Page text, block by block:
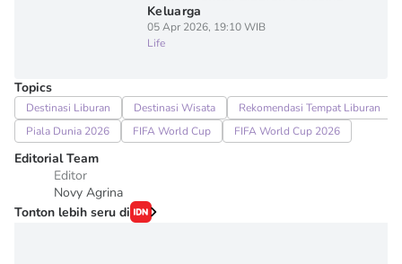
Keluarga
05 Apr 2026, 19:10 WIB
Life
Topics
Destinasi Liburan Destinasi Wisata
Rekomendasi Tempat Liburan
Piala Dunia 2026
FIFA World Cup FIFA World Cup 2026
Editorial Team
Editor
Novy Agrina
Tonton lebih seru di